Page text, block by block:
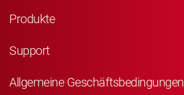
Produkte
Support
Allgemeine Geschäftsbedingungen